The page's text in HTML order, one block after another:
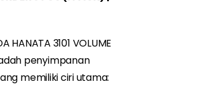
HANATA 3101 VOLUME
penyimpanan
memiliki ciri utama: